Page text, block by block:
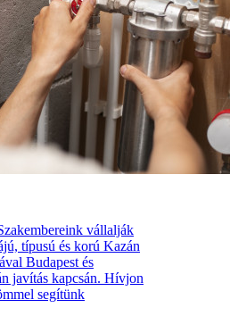
vállalják
típusú és korú Kazán
Budapest és
javítás kapcsán. Hívjon
segítünk